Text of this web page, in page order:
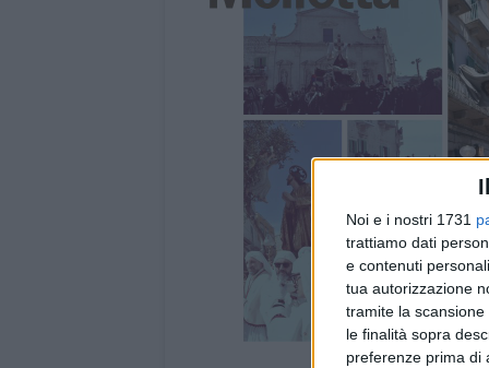
Noi e i nostri 1731
trattiamo dati
e contenuti
tua autorizzazione
tramite la
le finalità sopra
preferenze prima di